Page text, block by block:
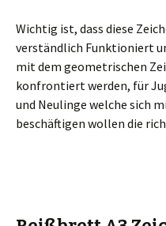
Wichtig ist, dass diese
verständlich Funktioniert
mit dem geometrischen
konfrontiert werden, für
und Neulinge welche sich
beschäftigen wollen die